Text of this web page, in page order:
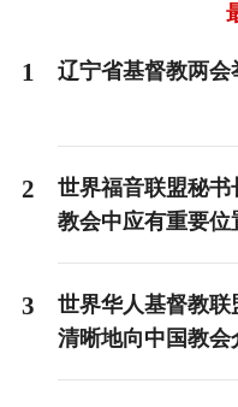
1 辽宁省基督教两会
2
世界福音联盟秘
教会中应有重要位
3
世界华人基督教
清晰地向中国教会